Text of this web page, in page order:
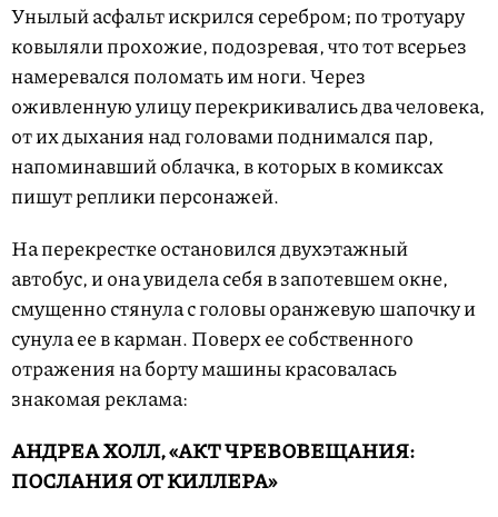
Унылый асфальт искрился серебром; по тротуару
ковыляли прохожие, подозревая, что тот всерьез
намеревался поломать им ноги. Через
оживленную улицу перекрикивались два человека,
от их дыхания над головами поднимался пар,
напоминавший облачка, в которых в комиксах
пишут реплики персонажей.
На перекрестке остановился двухэтажный
автобус, и она увидела себя в запотевшем окне,
смущенно стянула с головы оранжевую шапочку и
сунула ее в карман. Поверх ее собственного
отражения на борту машины красовалась
знакомая реклама:
АНДРЕА ХОЛЛ, «АКТ ЧРЕВОВЕЩАНИЯ:
ПОСЛАНИЯ ОТ КИЛЛЕРА»